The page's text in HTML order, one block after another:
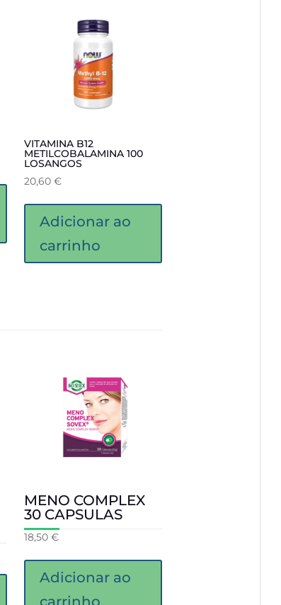
VITAMINA B12
METILCOBALAMINA 100
LOSANGOS
20,60€
Adicionar ao
carrinho
MENO COMPLEX
30 CAPSULAS
18,50€
Adicionar ao
carrinho